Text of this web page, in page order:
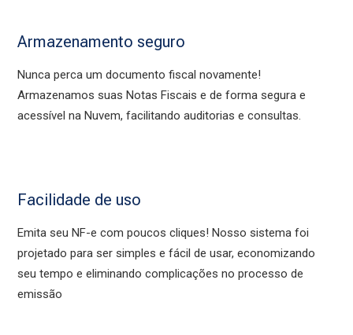
Armazenamento seguro
Nunca perca um documento fiscal novamente!
Armazenamos suas Notas Fiscais e de forma segura e
acessível na Nuvem, facilitando auditorias e consultas.
Facilidade de uso
Emita seu NF-e com poucos cliques! Nosso sistema foi
projetado para ser simples e fácil de usar, economizando
seu tempo e eliminando complicações no processo de
emissão